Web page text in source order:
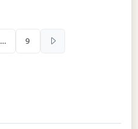
Sidepaginering
… 9